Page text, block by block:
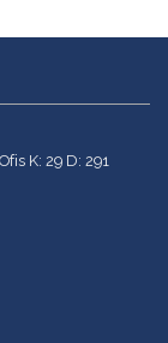
K: 29 D: 291